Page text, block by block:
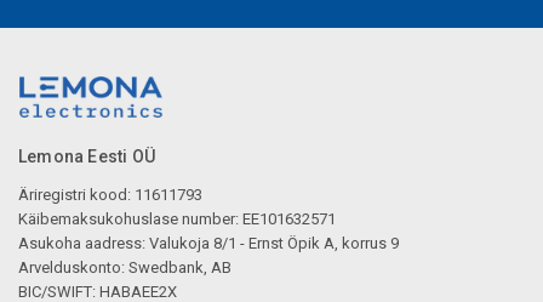
Lemona Eesti OÜ
Äriregistri kood: 11611793
Käibemaksukohuslase number: EE101632571
Asukoha aadress: Valukoja 8/1 - Ernst Öpik A, korrus 9
Arvelduskonto: Swedbank, AB
BIC/SWIFT: HABAEE2X